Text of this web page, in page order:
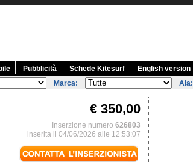
Pubblicità Schede Kitesurf
English version
Marca: Ala:
€ 350,00
Inserzione numero 626803
inserita il 04/06/2026 alle 12:53:07